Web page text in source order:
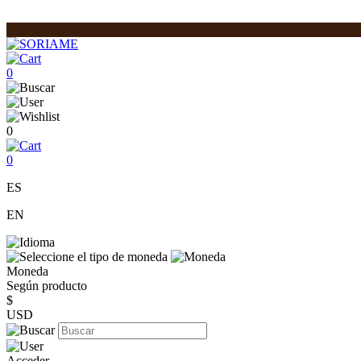
0
0
0
ES
EN
Moneda
Según producto
$
USD